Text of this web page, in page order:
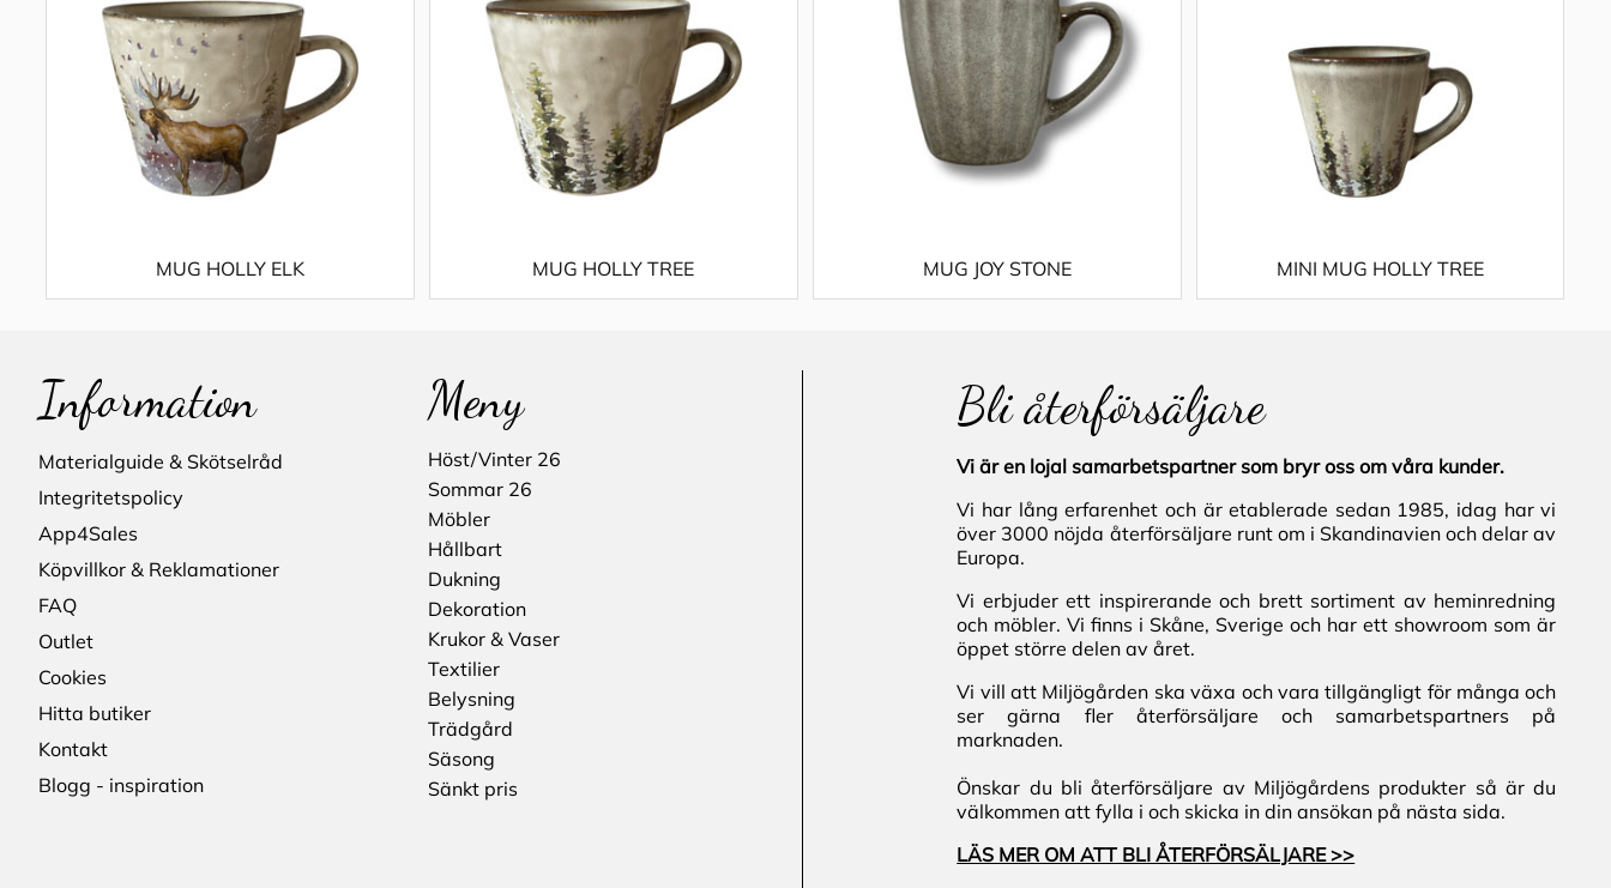
MUG HOLLY ELK MUG HOLLY TREE MUG JOY STONE MINI MUG HOLLY TREE
Information
Materialguide & Skötselråd
Integritetspolicy
App4Sales
Köpvillkor & Reklamationer
FAQ
Outlet
Cookies
Hitta butiker
Kontakt
Blogg - inspiration
Meny
Höst/Vinter 26
Sommar 26
Möbler
Hållbart
Dukning
Dekoration
Krukor & Vaser
Textilier
Belysning
Trädgård
Säsong
Sänkt pris
Bli återförsäljare
Vi är en lojal samarbetspartner som bryr oss om våra kunder.
Vi har lång erfarenhet och är etablerade sedan 1985, idag har vi
över 3000 nöjda återförsäljare runt om i Skandinavien och delar av
Europa.
Vi erbjuder ett inspirerande och brett sortiment av heminredning
och möbler. Vi finns i Skåne, Sverige och har ett showroom som är
öppet större delen av året.
Vi vill att Miljögården ska växa och vara tillgängligt för många och
ser gärna fler återförsäljare och samarbetspartners på
marknaden.
Önskar du bli återförsäljare av Miljögårdens produkter så är du
välkommen att fylla i och skicka in din ansökan på nästa sida.
LÄS MER OM ATT BLI ÅTERFÖRSÄLJARE >>